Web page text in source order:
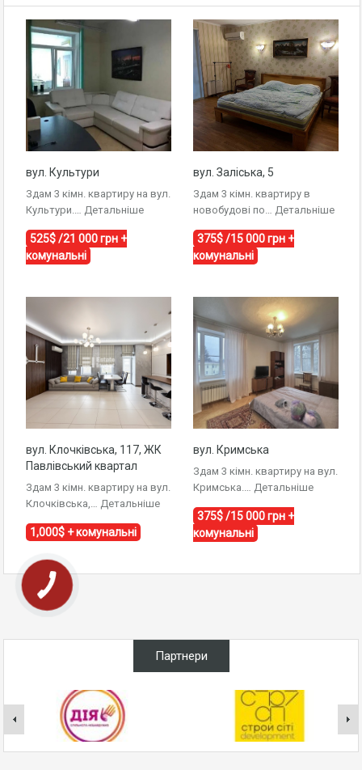
вул. Культури
Здам 3 кімн. квартиру на вул.
Культури.…
Детальніше
525$ /21 000 грн +
комунальні
вул. Заліська, 5
Здам 3 кімн. квартиру в
новобудові по…
Детальніше
375$ /15 000 грн +
комунальні
вул. Клочківська, 117, ЖК
Павлівський квартал
Здам 3 кімн. квартиру на вул.
Клочківська,…
Детальніше
1,000$ + комунальні
вул. Кримська
Здам 3 кімн. квартиру на вул.
Кримська.…
Детальніше
375$ /15 000 грн +
комунальні
Партнери